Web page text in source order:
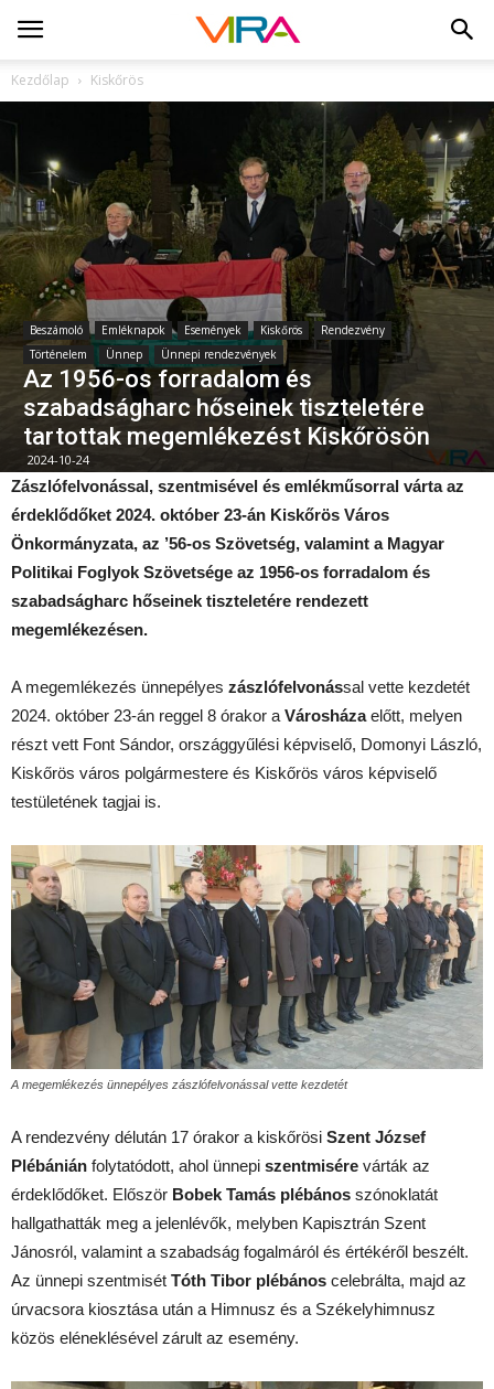
Kezdőlap Kiskőrös
Beszámoló Emléknapok Események Kiskőrös
Rendezvény
Történelem
Ünnep Ünnepi rendezvények
Az 1956-os forradalom és
szabadságharc hőseinek tiszteletére
tartottak megemlékezést Kiskőrösön
2024-10-24
Zászlófelvonással, szentmisével és emlékműsorral várta az
érdeklődőket 2024. október 23-án Kiskőrös Város
Önkormányzata, az ’56-os Szövetség, valamint a Magyar
Politikai Foglyok Szövetsége az 1956-os forradalom és
szabadságharc hőseinek tiszteletére rendezett
megemlékezésen.
A megemlékezés ünnepélyes zászlófelvonással vette kezdetét
2024. október 23-án reggel 8 órakor a Városházaelőtt, melyen
részt vett Font Sándor, országgyűlési képviselő, Domonyi László,
Kiskőrös város polgármestere és Kiskőrös város képviselő
testületének tagjai is.
A megemlékezés ünnepélyes zászlófelvonással vette kezdetét
A rendezvény délután 17 órakor a kiskőrösi Szent József
Plébánián folytatódott, ahol ünnepi szentmisére várták az
érdeklődőket. Először Bobek Tamás plébános szónoklatát
hallgathatták meg a jelenlévők, melyben Kapisztrán Szent
Jánosról, valamint a szabadság fogalmáról és értékéről beszélt.
Az ünnepi szentmisét Tóth Tibor plébános celebrálta, majd az
úrvacsora kiosztása után a Himnusz és a Székelyhimnusz
közös eléneklésével zárult az esemény.